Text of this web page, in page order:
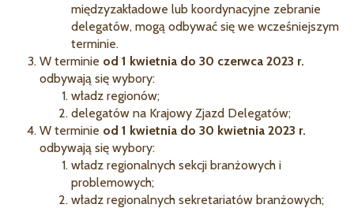
międzyzakładowe lub koordynacyjne zebranie
delegatów, mogą odbywać się we wcześniejszym
terminie.
W terminie od 1 kwietnia do 30 czerwca 2023 r.
odbywają się wybory:
władz regionów;
delegatów na Krajowy Zjazd Delegatów;
W terminie od 1 kwietnia do 30 kwietnia 2023 r.
odbywają się wybory:
władz regionalnych sekcji branżowych i
problemowych;
władz regionalnych sekretariatów branżowych;